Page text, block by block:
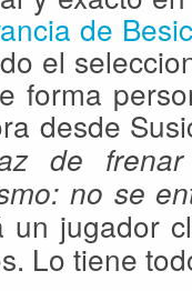
de Besic
el
forma
desde
de
no se
un jugador
Lo tiene